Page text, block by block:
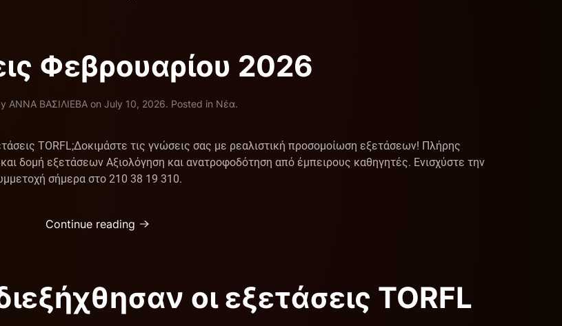
Φεβρουαρίου 2026
ΑΝΝΑ ΒΑΣΙΛΙΕΒΑ on July 10, 2026. Posted in Νέα.
TORFL;Δοκιμάστε τις γνώσεις σας με ρεαλιστική προσομοίωση εξετάσεων! Πλήρης
δομή εξετάσεων Αξιολόγηση και ανατροφοδότηση από έμπειρους καθηγητές. Ενισχύστε την
σήμερα στο 210 38 19 310.
Continue reading
οι εξετάσεις TORFL